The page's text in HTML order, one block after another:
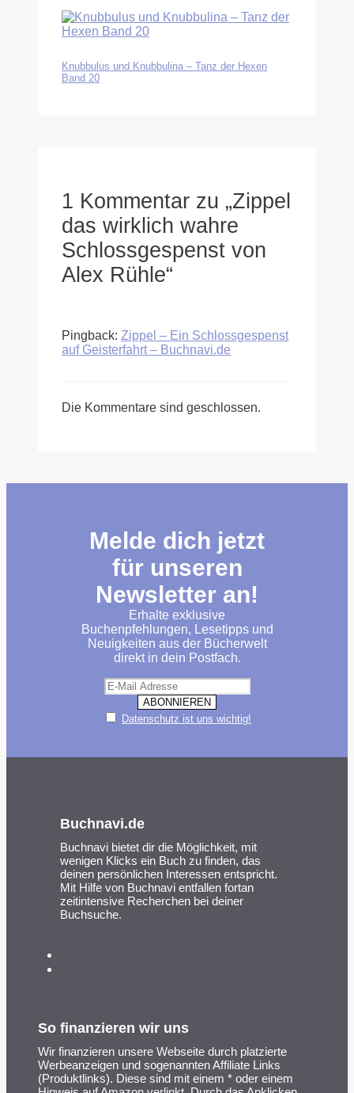
Knubbulus und Knubbulina – Tanz der Hexen
Band 20
1 Kommentar zu „Zippel
das wirklich wahre
Schlossgespenst von
Alex Rühle“
Pingback: Zippel – Ein Schlossgespenst
auf Geisterfahrt – Buchnavi.de
Die Kommentare sind geschlossen.
Melde dich jetzt
für unseren
Newsletter an!
Erhalte exklusive
Buchenpfehlungen, Lesetipps und
Neuigkeiten aus der Bücherwelt
direkt in dein Postfach.
Datenschutz ist uns wichtig!
Buchnavi.de
Buchnavi bietet dir die Möglichkeit, mit
wenigen Klicks ein Buch zu finden, das
deinen persönlichen Interessen entspricht.
Mit Hilfe von Buchnavi entfallen fortan
zeitintensive Recherchen bei deiner
Buchsuche.
So finanzieren wir uns
Wir finanzieren unsere Webseite durch platzierte
Werbeanzeigen und sogenannten Affiliate Links
(Produktlinks). Diese sind mit einem * oder einem